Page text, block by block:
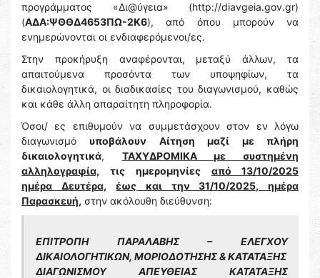
προγράμματος «Δι@ύγεια» (http://diavgeia.gov.gr)
(ΑΔΑ:ΨΘΘΔ4653ΠΩ-2Κ6), από όπου μπορούν να
ενημερώνονται οι ενδιαφερόμενοι/ες.
Στην προκήρυξη αναφέρονται, μεταξύ άλλων, τα
απαιτούμενα προσόντα των υποψηφίων, τα
δικαιολογητικά, οι διαδικασίες του διαγωνισμού, καθώς
και κάθε άλλη απαραίτητη πληροφορία.
Όσοι/ ες επιθυμούν να συμμετάσχουν στον εν λόγω
διαγωνισμόυποβάλουν Αίτηση μαζί με πλήρη
δικαιολογητικά, ΤΑΧΥΔΡΟΜΙΚΑ με συστημένη
αλληλογραφία,
τις ημερομηνίες
από 13/10/2025
ημέρα Δευτέρα,
έως και την 31/10/2025, ημέρα
Παρασκευή, στην ακόλουθη διεύθυνση:
ΕΠΙΤΡΟΠΗ ΠΑΡΑΛΑΒΗΣ – ΕΛΕΓΧΟΥ
ΔΙΚΑΙΟΛΟΓΗΤΙΚΩΝ, ΜΟΡΙΟΔΟΤΗΣΗΣ & ΚΑΤΑΤΑΞΗΣ
ΔΙΑΓΩΝΙΣΜΟΥ ΑΠΕΥΘΕΙΑΣ ΚΑΤΑΤΑΞΗΣ